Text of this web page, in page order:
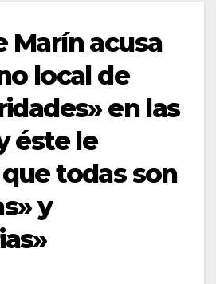
Marín acusa
local de
en las
éste le
todas son
y